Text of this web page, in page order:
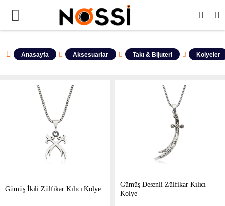
TAMAMI DEMODUR SATIŞA KAPALIDIR !
Anasayfa Aksesuarlar Takı & Bijuteri Kolyeler
​Gümüş İkili Zülfikar Kılıcı Kolye
Gümüş Desenli Zülfikar Kılıcı
Kolye